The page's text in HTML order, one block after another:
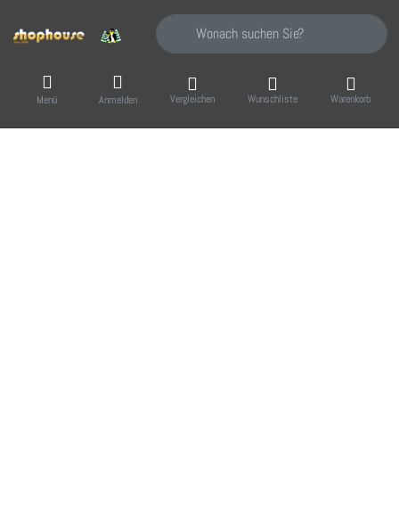
Geben Sie einen Suchbegriff ein. Während
Menü Anmelden Vergleichen Wunschliste Warenkorb